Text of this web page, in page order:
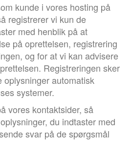
kunde i vores hosting på
registrerer vi kun de
med henblik på at
på oprettelsen, registrering
og for at vi kan advisere
Registreringen sker
oplysninger automatisk
systemer.
vores kontaktsider, så
du indtaster med
svar på de spørgsmål